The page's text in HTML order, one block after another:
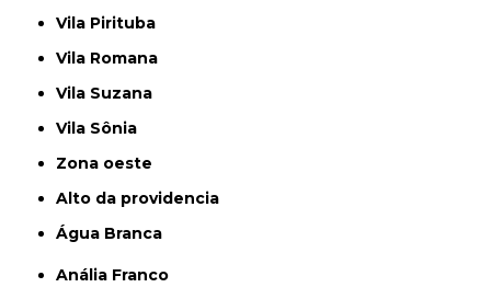
Vila Pirituba
Vila Romana
Vila Suzana
Vila Sônia
Zona oeste
alto da providencia
Água Branca
Anália Franco